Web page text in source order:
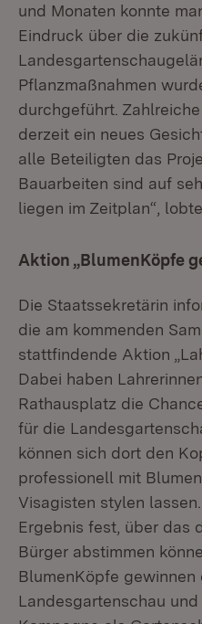
und Monaten konnte
Eindruck über die
Pflanzmaßnahmen
durchgeführt.
derzeit ein neues
alle Beteiligten das
Bauarbeiten sind auf
liegen im Zeitplan“,
Aktion „BlumenKöpfe
Die Staatssekretärin
die am kommenden
stattfindende Aktion
Dabei haben
Rathausplatz die
für die
können sich dort den
professionell mit
Visagisten stylen
Ergebnis fest, über das
Bürger abstimmen
BlumenKöpfe gewinnen
Landesgartenschau